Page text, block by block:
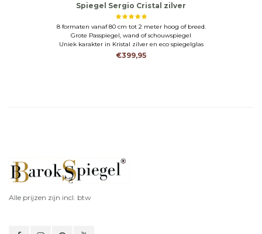
Spiegel Sergio Cristal zilver
8 formaten vanaf 80 cm tot 2 meter hoog of breed.
Grote Passpiegel, wand of schouwspiegel
Uniek karakter in Kristal zilver en eco spiegelglas
€399,95
Alle prijzen zijn incl. btw